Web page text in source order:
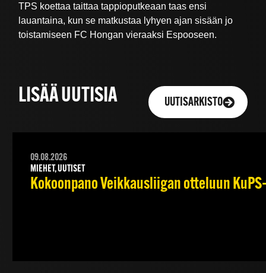
TPS koettaa taittaa tappioputkeaan taas ensi
lauantaina, kun se matkustaa lyhyen ajan sisään jo
toistamiseen FC Hongan vieraaksi Espooseen.
LISÄÄ UUTISIA UUTISARKISTO
09.08.2026
MIEHET, UUTISET
Kokoonpano Veikkausliigan otteluun